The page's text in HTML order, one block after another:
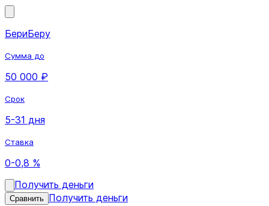
БериБеру
Сумма до
50 000 ₽
Срок
5-31 дня
Ставка
0-0,8 %
Получить деньги
Сравнить Получить деньги